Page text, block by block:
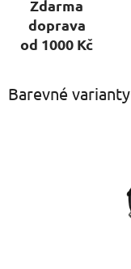
Zdarma
doprava
od 1000 Kč
Barevné varianty